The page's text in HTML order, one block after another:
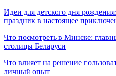
Идеи для детского дня
праздник в настоящее
Что посмотреть в Минске:
столицы Беларуси
Что влияет на решение
личный опыт